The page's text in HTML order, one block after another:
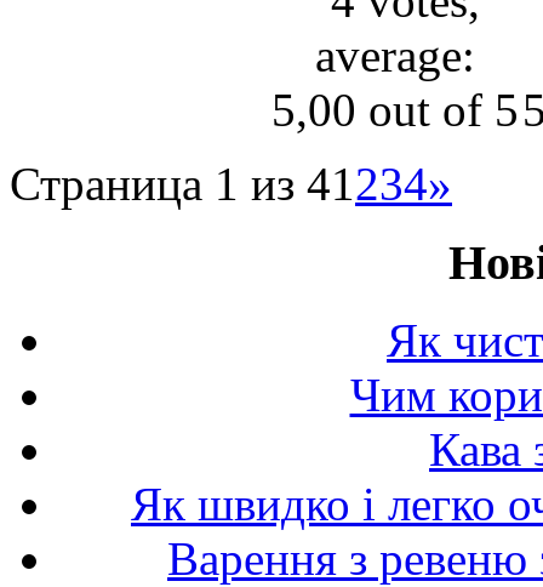
Страница 1 из 41234»
Як
Чим
Кава
Як швидко і легко
Варення з ревеню